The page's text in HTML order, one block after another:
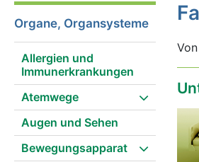
Organe, Organsysteme
Allergien und
Immunerkrankungen
Atemwege
Augen und Sehen
Bewegungsapparat